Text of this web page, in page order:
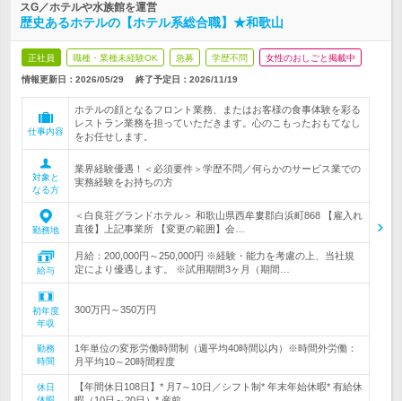
スG／ホテルや水族館を運営
歴史あるホテルの【ホテル系総合職】★和歌山
正社員 職種・業種未経験OK 急募 学歴不問 女性のおしごと掲載中
情報更新日：2026/05/29 終了予定日： 2026/11/19
仕事内容
ホテルの顔となるフロント業務、またはお客様の食事体験を彩る
レストラン業務を担っていただきます。心のこもったおもてなし
をお任せします。
対象と
なる方
業界経験優遇！＜必須要件＞学歴不問／何らかのサービス業での
実務経験をお持ちの方
勤務地
＜白良荘グランドホテル＞ 和歌山県西牟婁郡白浜町868 【雇入れ
直後】上記事業所 【変更の範囲】会…
給与
月給：200,000円～250,000円 ※経験・能力を考慮の上、当社規
定により優遇します。 ※試用期間3ヶ月（期間…
初年度
年収
300万円～350万円
勤務
時間
1年単位の変形労働時間制（週平均40時間以内）※時間外労働：
月平均10～20時間程度
休日
【年間休日108日】* 月7～10日／シフト制* 年末年始休暇* 有給休